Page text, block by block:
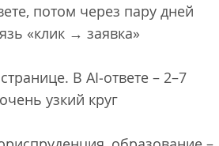
потом через пару дней
«клик → заявка»
В AI‐ответе – 2–7
узкий круг